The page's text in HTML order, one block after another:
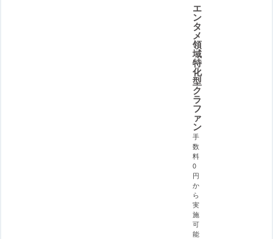
エ
ン
タ
メ
領
域
特
化
型
ク
ラ
フ
ァ
ン
手
数
料
0
円
か
ら
実
施
可
能